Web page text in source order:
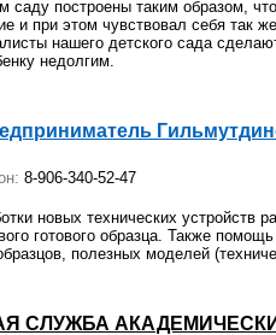
саду построены таким образом,
и при этом чувствовал себя так
нашего детского сада
недолгим.
8-906-340-52-47
новых технических устройств
готового образца. Также
полезных моделей
СЛУЖБА